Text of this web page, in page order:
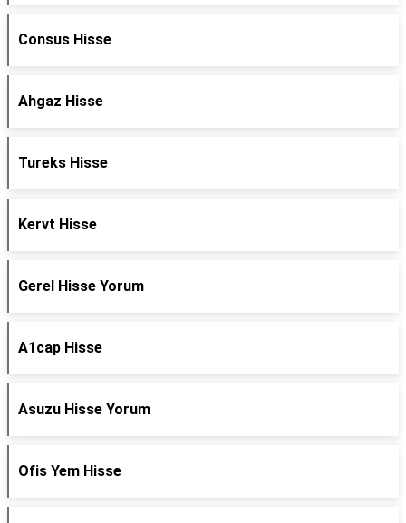
Consus Hisse
Ahgaz Hisse
Tureks Hisse
Kervt Hisse
Gerel Hisse Yorum
A1cap Hisse
Asuzu Hisse Yorum
Ofis Yem Hisse